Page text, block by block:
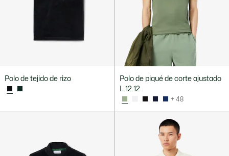
Polo de tejido de rizo
Polo de piqué de corte ajustado
L.12.12
+ 48